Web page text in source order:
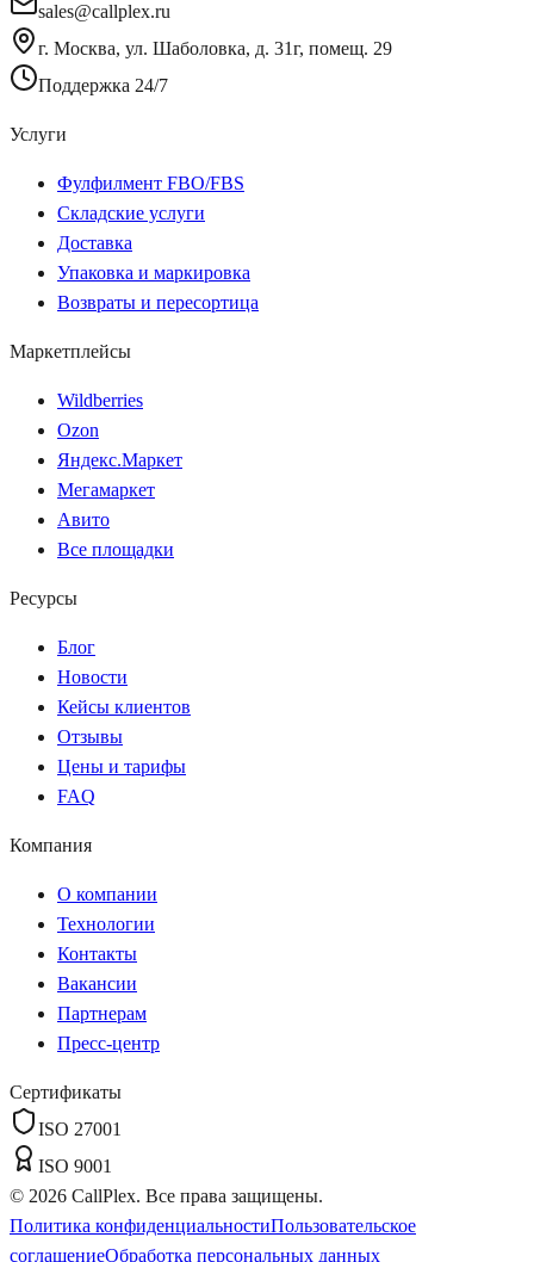
sales@callplex.ru
г. Москва, ул. Шаболовка, д. 31г, помещ. 29
Поддержка 24/7
Услуги
Фулфилмент FBO/FBS
Складские услуги
Доставка
Упаковка и маркировка
Возвраты и пересортица
Маркетплейсы
Wildberries
Ozon
Яндекс.Маркет
Мегамаркет
Авито
Все площадки
Ресурсы
Блог
Новости
Кейсы клиентов
Отзывы
Цены и тарифы
FAQ
Компания
О компании
Технологии
Контакты
Вакансии
Партнерам
Пресс-центр
Сертификаты
ISO 27001
ISO 9001
© 2026 CallPlex. Все права защищены.
Политика конфиденциальностиПользовательское
соглашениеОбработка персональных данных